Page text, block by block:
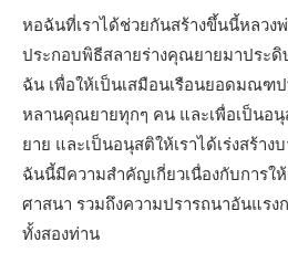
หอฉันที่เราได้ช่วยกันสร้างขึ้นนี้หลว
ประกอบพิธีสลายร่างคุณยายมาประ
ฉัน เพื่อให้เป็นเสมือนเรือนยอดมณฑ
หลานคุณยายทุกๆ คน และเพื่อเป็นอ
ยาย และเป็นอนุสติให้เราได้เร่งสร้า
ฉันนี้มีความสําคัญเกี่ยวเนื่องกับการ
ศาสนา รวมถึงความปรารถนาอันแร
ทั้งสองท่าน